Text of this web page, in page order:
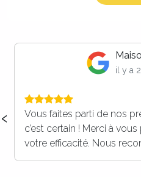
il y a
Vous faites parti de nos
c’est certain ! Merci à
votre efficacité. Nous
‹